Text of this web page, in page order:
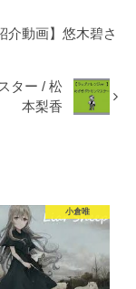
動画】悠木碧さ
ター / 松
本梨香
小倉唯